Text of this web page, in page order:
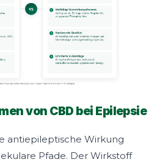
von CBD bei Epilepsie
antiepileptische Wirkung
Pfade. Der Wirkstoff